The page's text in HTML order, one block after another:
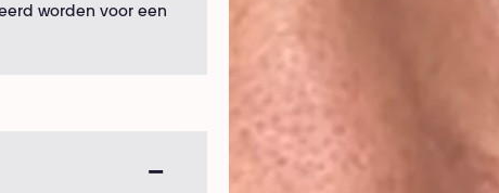
worden voor een